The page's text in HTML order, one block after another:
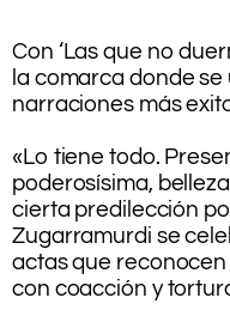
Con ‘Las que no
la comarca donde
narraciones más
«Lo tiene todo.
poderosísima,
cierta predilección
Zugarramurdi se
actas que
con coacción y